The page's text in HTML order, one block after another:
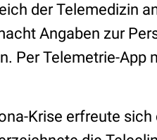
der Telemedizin
Angaben zur
Per Telemetrie-App
Krise erfreute